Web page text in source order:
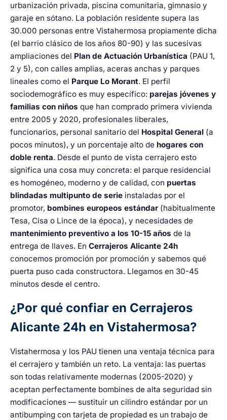
urbanización privada, piscina comunitaria, gimnasio y
garaje en sótano. La población residente supera las
30.000 personas entre Vistahermosa propiamente dicha
(el barrio clásico de los años 80-90) y las sucesivas
ampliaciones del Plan de Actuación Urbanística (PAU 1,
2 y 5), con calles amplias, aceras anchas y parques
lineales como el Parque Lo Morant. El perfil
sociodemográfico es muy específico: parejas jóvenes y
familias con niños que han comprado primera vivienda
entre 2005 y 2020, profesionales liberales,
funcionarios, personal sanitario del Hospital General (a
pocos minutos), y un porcentaje alto de hogares con
doble renta. Desde el punto de vista cerrajero esto
significa una cosa muy concreta: el parque residencial
es homogéneo, moderno y de calidad, con puertas
blindadas multipunto de serie instaladas por el
promotor, bombines europeos estándar (habitualmente
Tesa, Cisa o Lince de la época), y necesidades de
mantenimiento preventivo a los 10-15 años de la
entrega de llaves. En Cerrajeros Alicante 24h
conocemos promoción por promoción y sabemos qué
puerta puso cada constructora. Llegamos en 30-45
minutos desde el centro.
¿Por qué confiar en Cerrajeros
Alicante 24h en Vistahermosa?
Vistahermosa y los PAU tienen una ventaja técnica para
el cerrajero y también un reto. La ventaja: las puertas
son todas relativamente modernas (2005-2020) y
aceptan perfectamente bombines de alta seguridad sin
modificaciones — sustituir un cilindro estándar por un
antibumping con tarjeta de propiedad es un trabajo de